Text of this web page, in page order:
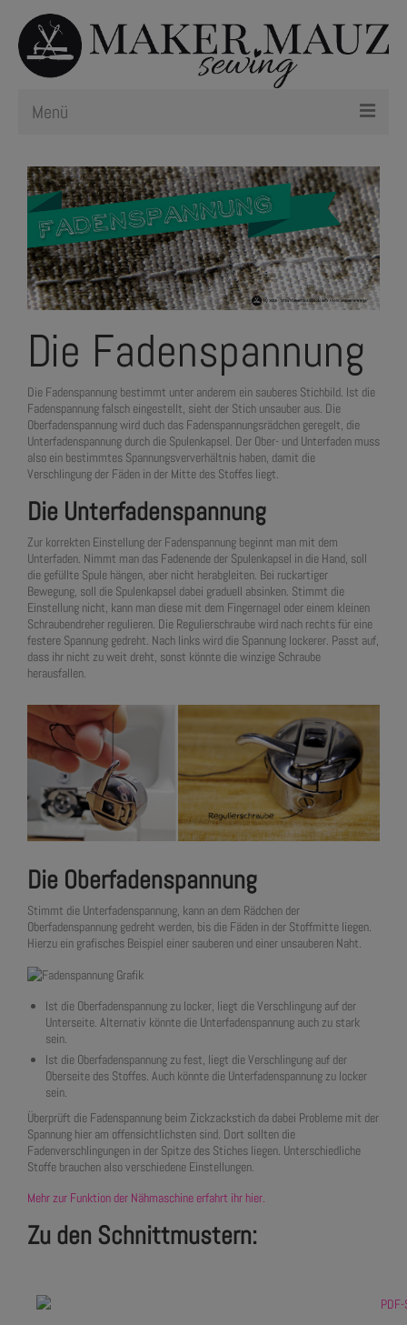
Menü
Plotterdateien
Newsletter
Nählexikon
Die Fadenspannung
Die Fadenspannung bestimmt unter anderem ein sauberes Stichbild. Ist die
Fadenspannung falsch eingestellt, sieht der Stich unsauber aus. Die
Oberfadenspannung wird duch das Fadenspannungsrädchen geregelt, die
Unterfadenspannung durch die Spulenkapsel. Der Ober- und Unterfaden muss
also ein bestimmtes Spannungsververhältnis haben, damit die
Verschlingung der Fäden in der Mitte des Stoffes liegt.
Die Unterfadenspannung
Zur korrekten Einstellung der Fadenspannung beginnt man mit dem
Unterfaden. Nimmt man das Fadenende der Spulenkapsel in die Hand, soll
die gefüllte Spule hängen, aber nicht herabgleiten. Bei ruckartiger
Bewegung, soll die Spulenkapsel dabei graduell absinken. Stimmt die
Einstellung nicht, kann man diese mit dem Fingernagel oder einem kleinen
Schraubendreher regulieren. Die Regulierschraube wird nach rechts für eine
festere Spannung gedreht. Nach links wird die Spannung lockerer. Passt auf,
dass ihr nicht zu weit dreht, sonst könnte die winzige Schraube
herausfallen.
Die Oberfadenspannung
Stimmt die Unterfadenspannung, kann an dem Rädchen der
Oberfadenspannung gedreht werden, bis die Fäden in der Stoffmitte liegen.
Hierzu ein grafisches Beispiel einer sauberen und einer unsauberen Naht.
Ist die Oberfadenspannung zu locker, liegt die Verschlingung auf der
Unterseite. Alternativ könnte die Unterfadenspannung auch zu stark
sein.
Ist die Oberfadenspannung zu fest, liegt die Verschlingung auf der
Oberseite des Stoffes. Auch könnte die Unterfadenspannung zu locker
sein.
Überprüft die Fadenspannung beim Zickzackstich da dabei Probleme mit der
Spannung hier am offensichtlichsten sind. Dort sollten die
Fadenverschlingungen in der Spitze des Stiches liegen. Unterschiedliche
Stoffe brauchen also verschiedene Einstellungen.
Mehr zur Funktion der Nähmaschine erfahrt ihr hier.
Zu den Schnittmustern: